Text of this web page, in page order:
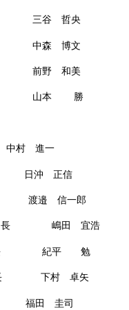
哲央
博文
和美
勝
進一
正信
信一郎
田 宜浩
平 勉
村 卓矢
田 圭司